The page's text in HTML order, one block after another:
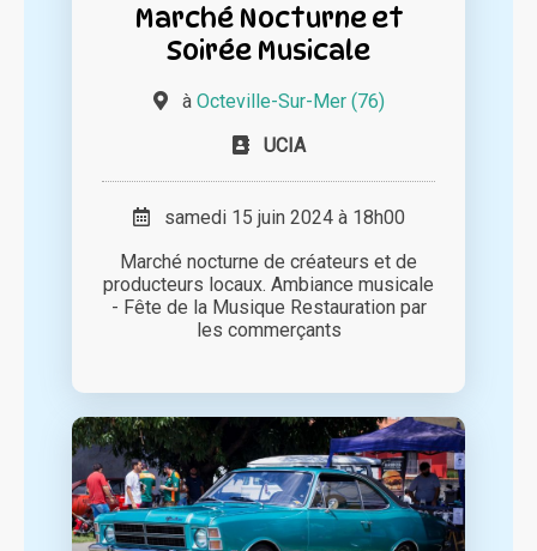
Marché Nocturne et
Soirée Musicale
à Octeville-Sur-Mer (76)
UCIA
samedi 15 juin 2024 à 18h00
Marché nocturne de créateurs et de
producteurs locaux. Ambiance musicale
- Fête de la Musique Restauration par
les commerçants